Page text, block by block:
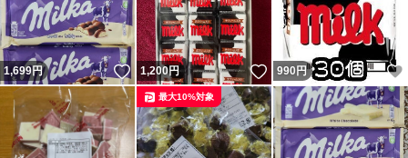
1,699円 いいね！
1,200円 いいね！
990 円
最大10%対象